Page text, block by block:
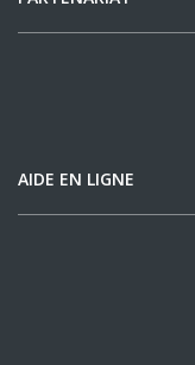
AIDE EN LIGNE